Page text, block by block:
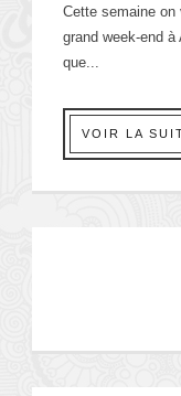
Cette semaine on
grand week-end
que...
VOIR LA